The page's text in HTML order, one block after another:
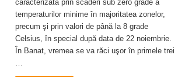
caracterizată prin scăderi sub zero grade a
temperaturilor minime în majoritatea zonelor,
precum şi prin valori de până la 8 grade
Celsius, în special după data de 22 noiembrie.
În Banat, vremea se va răci uşor în primele trei